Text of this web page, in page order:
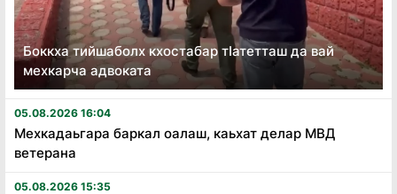
Боккха тийшаболх кхостабар тӏатетташ да вай
мехкарча адвоката
05.08.2026 16:04
Мехкадаьгара баркал оалаш, каьхат делар МВД
ветерана
05.08.2026 15:35